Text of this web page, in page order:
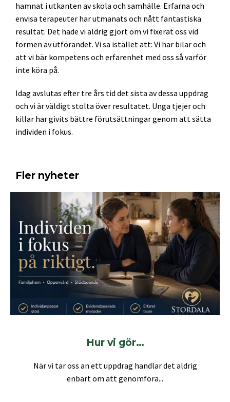
hamnat i utkanten av skola och samhälle. Erfarna och
envisa terapeuter har utmanats och nått fantastiska
resultat. Det hade vi aldrig gjort om vi fixerat oss vid
formen av utförandet. Vi sa istället att: Vi har bilar och
att vi bär kompetens och erfarenhet med oss så varför
inte köra på.
Idag avslutas efter tre års tid det sista av dessa uppdrag
och vi är väldigt stolta över resultatet. Unga tjejer och
killar har givits bättre förutsättningar genom att sätta
individen i fokus.
Fler nyheter
Hur vi gör…
När vi tar oss an ett uppdrag handlar det aldrig
enbart om att genomföra...